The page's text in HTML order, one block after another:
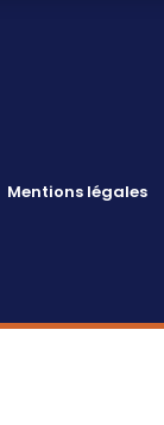
Mentions légales